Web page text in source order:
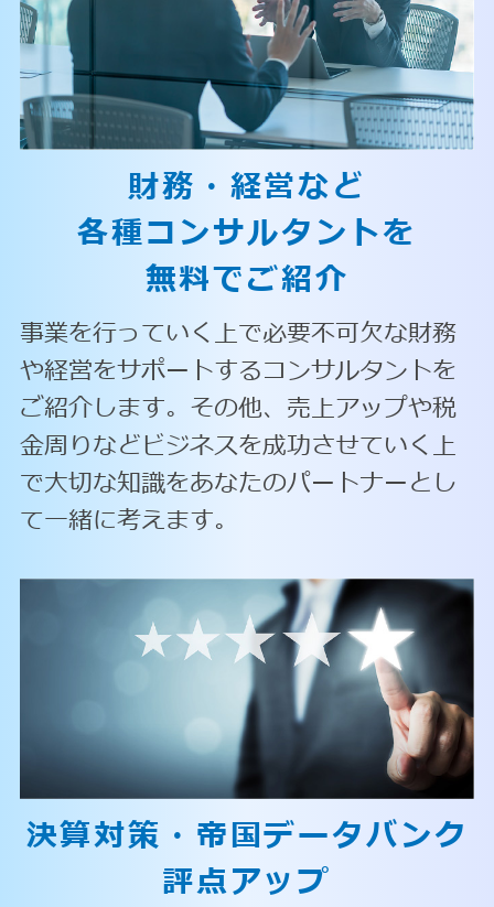
財務・経営など
各種コンサルタントを
無料でご紹介
事業を行っていく上で必要不可欠な財務
や経営をサポートするコンサルタントを
ご紹介します。その他、売上アップや税
金周りなどビジネスを成功させていく上
で大切な知識をあなたのパートナーとし
て一緒に考えます。
決算対策・ 帝国データバンク
評点アップ